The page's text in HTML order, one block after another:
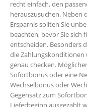
recht einfach, den
herauszusuchen. Neben
Ersparnis sollten Sie
beachten, bevor Sie sich
entscheiden. Besonders
die Zahlungskonditionen
genau checken.
Sofortbonus oder eine
Wechselbonus oder
Gegensatz zum
Lieferbeginn ausgezahlt